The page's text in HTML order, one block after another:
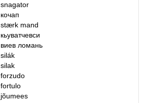
snagator
кочап
stærk mand
кьуватчевси
виев ломань
silák
silak
forzudo
fortulo
jõumees